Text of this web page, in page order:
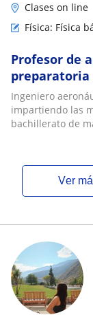
Clases on line
Física: Física
Profesor de
preparatoria
Ingeniero
impartiendo las
bachillerato de
ver